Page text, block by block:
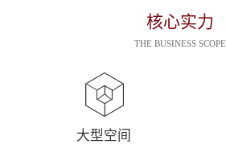
核心实力
THE BUSINESS SCOPE
大型空间